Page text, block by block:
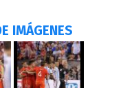
IMÁGENES